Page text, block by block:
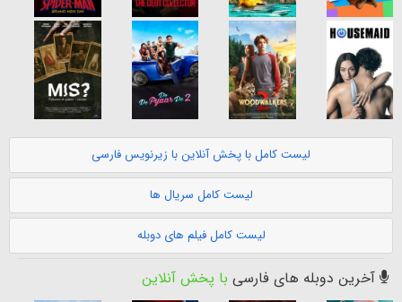
لیست کامل با پخش آنلاین با زیرنویس فارسی
لیست کامل سریال ها
لیست کامل فیلم های دوبله
آخرین دوبله های فارسی با پخش آنلاین